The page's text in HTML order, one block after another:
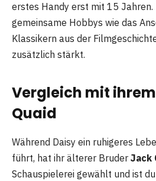
erstes Handy erst mit 15 Jahren.
gemeinsame Hobbys wie das
Klassikern aus der
zusätzlich stärkt.
Vergleich mit
Quaid
Während Daisy ein ruhigeres
führt, hat ihr älterer Bruder Jack
Schauspielerei gewählt und ist